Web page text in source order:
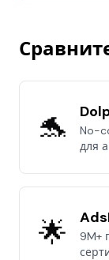
🐬
No-
для
🌟
9M+